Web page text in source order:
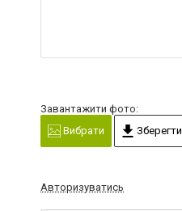
Завантажити фото:
Вибрати
Зберегти
Авторизуватись